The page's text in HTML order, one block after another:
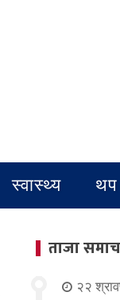
स्वास्थ्य थप
ताजा
२२